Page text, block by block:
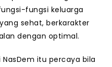
fungsi keluarga
sehat, berkarakter
dengan optimal.
itu percaya bila